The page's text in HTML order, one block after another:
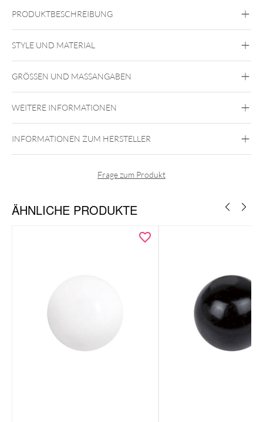
PRODUKTBESCHREIBUNG
STYLE UND MATERIAL
Chirurgenstahl 316L
Silber
GRÖSSEN UND MASSANGABEN
WEITERE INFORMATIONEN
Innengewinde
INFORMATIONEN ZUM HERSTELLER
Frage zum Produkt
ÄHNLICHE PRODUKTE